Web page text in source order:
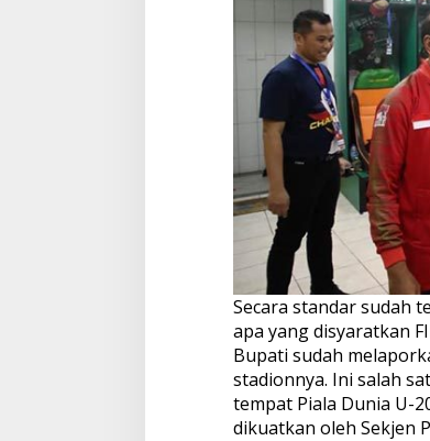
Secara standar sudah
apa yang disyaratkan
Bupati sudah
stadionnya. Ini salah
tempat Piala Dunia U-
dikuatkan oleh Sekjen